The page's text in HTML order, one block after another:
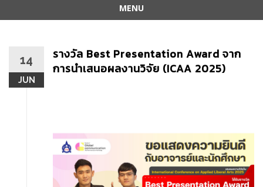
MENU
content
14
JUN
รางวัล Best Presentation Award จาก
การนำเสนอผลงานวิจัย (ICAA 2025)